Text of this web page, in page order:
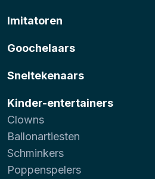
Imitatoren
Goochelaars
Sneltekenaars
Kinder-entertainers
Clowns
Ballonartiesten
Schminkers
Poppenspelers